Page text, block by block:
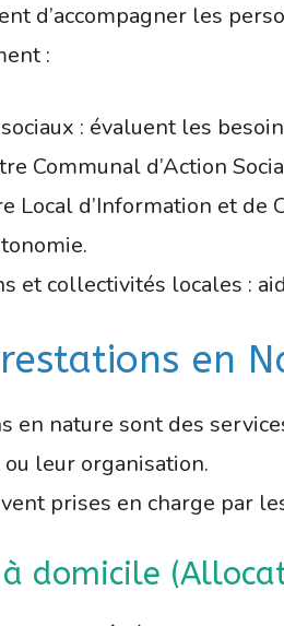
d’accompagner les
:
: évaluent les
Communal d’Action
Local d’Information et
et collectivités locales :
en
en nature sont des
leur organisation.
prises en charge par
à domicile